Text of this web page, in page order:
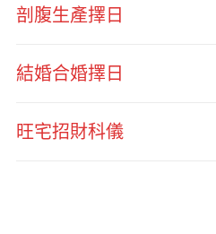
剖腹生產擇日
結婚合婚擇日
旺宅招財科儀